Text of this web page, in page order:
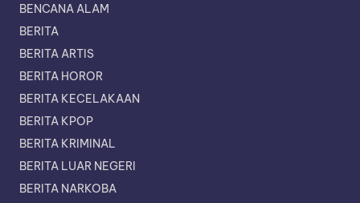
BENCANA ALAM
BERITA
BERITA ARTIS
BERITA HOROR
BERITA KECELAKAAN
BERITA KPOP
BERITA KRIMINAL
BERITA LUAR NEGERI
BERITA NARKOBA